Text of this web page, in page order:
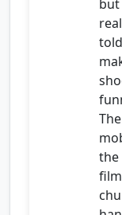
but
the